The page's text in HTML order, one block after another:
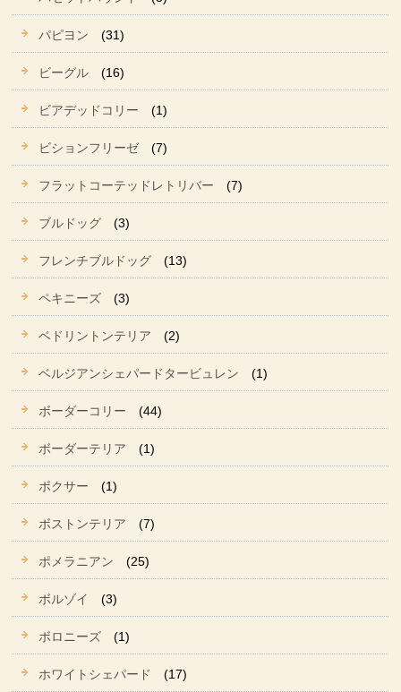
パピヨン (31)
ビーグル (16)
ビアデッドコリー (1)
ビションフリーゼ (7)
フラットコーテッドレトリバー (7)
ブルドッグ (3)
フレンチブルドッグ (13)
ペキニーズ (3)
ベドリントンテリア (2)
ベルジアンシェパードタービュレン (1)
ボーダーコリー (44)
ボーダーテリア (1)
ボクサー (1)
ボストンテリア (7)
ポメラニアン (25)
ボルゾイ (3)
ボロニーズ (1)
ホワイトシェパード (17)